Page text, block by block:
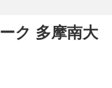
ク 多摩南大